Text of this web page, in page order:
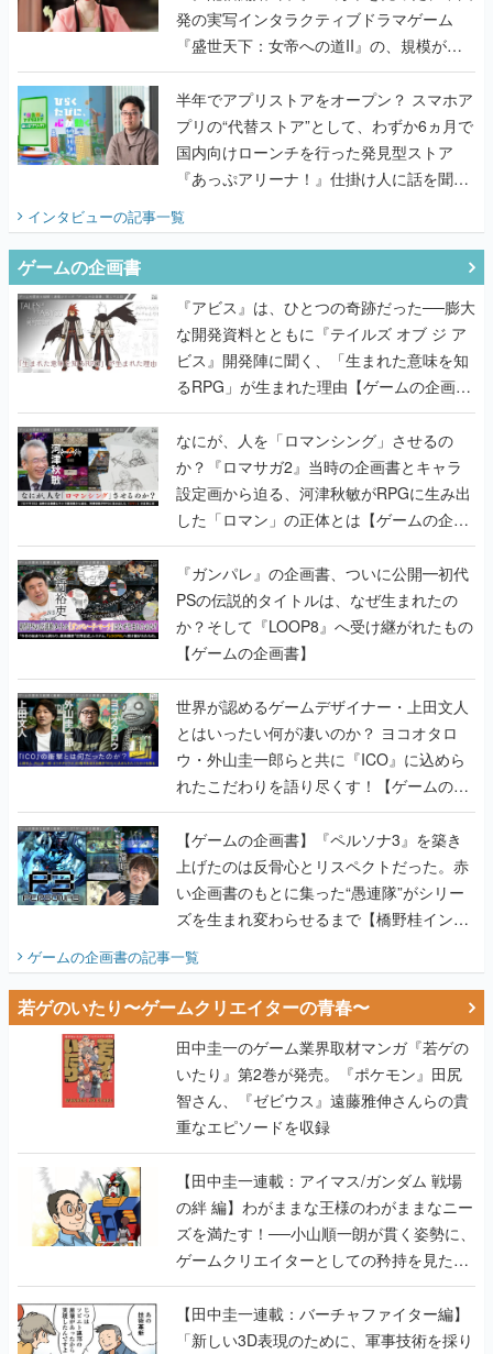
発の実写インタラクティブドラマゲーム
『盛世天下：女帝への道II』の、規模が違
うこだわりをプロデューサーに聞いた
半年でアプリストアをオープン？ スマホア
プリの“代替ストア”として、わずか6ヵ月で
国内向けローンチを行った発見型ストア
『あっぷアリーナ！』仕掛け人に話を聞い
てみた
インタビューの記事一覧
ゲームの企画書
『アビス』は、ひとつの奇跡だった──膨大
な開発資料とともに『テイルズ オブ ジ ア
ビス』開発陣に聞く、「生まれた意味を知
るRPG」が生まれた理由【ゲームの企画
書】
なにが、人を「ロマンシング」させるの
か？『ロマサガ2』当時の企画書とキャラ
設定画から迫る、河津秋敏がRPGに生み出
した「ロマン」の正体とは【ゲームの企画
書】
『ガンパレ』の企画書、ついに公開━初代
PSの伝説的タイトルは、なぜ生まれたの
か？そして『LOOP8』へ受け継がれたもの
【ゲームの企画書】
世界が認めるゲームデザイナー・上田文人
とはいったい何が凄いのか？ ヨコオタロ
ウ・外山圭一郎らと共に『ICO』に込めら
れたこだわりを語り尽くす！【ゲームの企
画書】
【ゲームの企画書】『ペルソナ3』を築き
上げたのは反骨心とリスペクトだった。赤
い企画書のもとに集った“愚連隊”がシリー
ズを生まれ変わらせるまで【橋野桂インタ
ビュー】
ゲームの企画書の記事一覧
若ゲのいたり〜ゲームクリエイターの青春〜
田中圭一のゲーム業界取材マンガ『若ゲの
いたり』第2巻が発売。『ポケモン』田尻
智さん、『ゼビウス』遠藤雅伸さんらの貴
重なエピソードを収録
【田中圭一連載：アイマス/ガンダム 戦場
の絆 編】わがままな王様のわがままなニー
ズを満たす！──小山順一朗が貫く姿勢に、
ゲームクリエイターとしての矜持を見た
【若ゲのいたり最終回】
【田中圭一連載：バーチャファイター編】
「新しい3D表現のために、軍事技術を採り